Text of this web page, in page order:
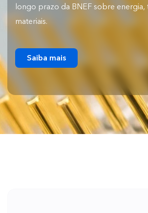
longo prazo da BNEF sobre energia,
materiais.
Saiba mais